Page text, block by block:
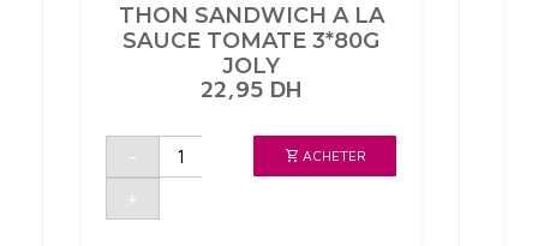
THON SANDWICH A LA
SAUCE TOMATE 3*80G
JOLY
22,95 DH
-
quantité
THON
LA
+
ACHETER